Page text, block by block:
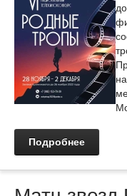
Подробнее